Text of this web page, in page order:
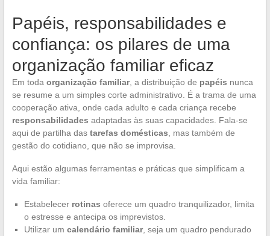
Papéis, responsabilidades e
confiança: os pilares de uma
organização familiar eficaz
Em toda organização familiar, a distribuição de papéis nunca
se resume a um simples corte administrativo. É a trama de uma
cooperação ativa, onde cada adulto e cada criança recebe
responsabilidades adaptadas às suas capacidades. Fala-se
aqui de partilha das tarefas domésticas , mas também de
gestão do cotidiano, que não se improvisa.
Aqui estão algumas ferramentas e práticas que simplificam a
vida familiar:
Estabelecer rotinas oferece um quadro tranquilizador, limita
o estresse e antecipa os imprevistos.
Utilizar um calendário familiar, seja um quadro pendurado